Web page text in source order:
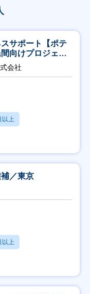
サポート【ポテ
向けプロジェク
会社
以上
／東京
以上